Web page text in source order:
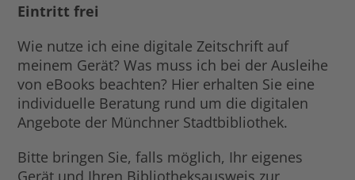
Eintritt frei
Wie nutze ich eine digitale Zeitschrift auf
meinem Gerät? Was muss ich bei der Ausleihe
von eBooks beachten? Hier erhalten Sie eine
individuelle Beratung rund um die digitalen
Angebote der Münchner Stadtbibliothek.
Bitte bringen Sie, falls möglich, Ihr eigenes
Gerät und Ihren Bibliotheksausweis zur